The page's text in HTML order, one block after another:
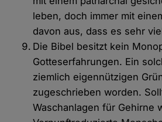
leben, doch immer mit
davon aus, dass es sehr
Die Bibel besitzt kein
Gotteserfahrungen. Ein
ziemlich eigennützigen
zugeschrieben worden.
Waschanlagen für Gehirne